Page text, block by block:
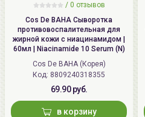
/ 0 отзывов
Cos De BAHA Сыворотка
противовоспалительная для
жирной кожи с ниацинамидом |
60мл | Niacinamide 10 Serum (N)
Cos De BAHA (Корея)
Код: 8809240318355
69.90 руб.
в корзину